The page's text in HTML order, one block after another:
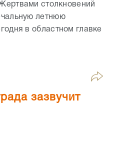
столкновений
летнюю
в областном главке
зазвучит